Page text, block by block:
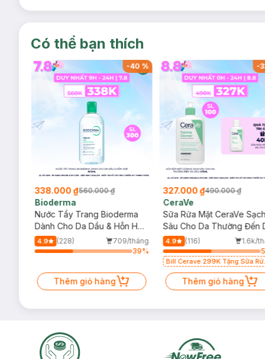
Có thể bạn thích
-40 %
338.000 ₫560.000 ₫
Bioderma
Nước Tẩy Trang Bioderma
Dành Cho Da Dầu & Hỗn Hợp
500ml
4.9 (228)
709/tháng
39%
Thêm giỏ hàng
-
327.000 ₫490.000 ₫
CeraVe
Sữa Rửa Mặt CeraVe
Sâu Cho Da Thường Đến
Dầu 473ml
4.9 (116)
1.6k/
Bill Cerave 299K Tặng Sữa
Mặt Cerave 30ml (SL có hạn)
Thêm giỏ hàng